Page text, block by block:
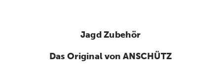
Jagd Zubehör
Das Original von ANSCHÜTZ